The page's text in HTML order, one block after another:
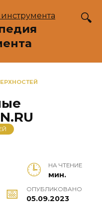
НА ЧТЕНИЕ
мин.
ОПУБЛИКОВАНО
05.09.2023